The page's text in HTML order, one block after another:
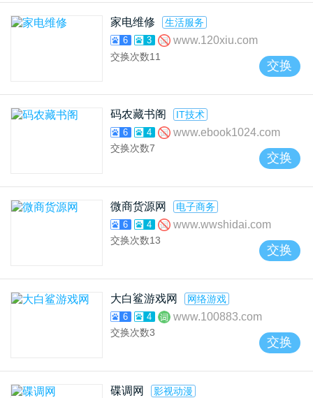
家电维修 生活服务
6 3 www.120xiu.com
交换次数11
交换
码农藏书阁 IT技术
6 4 www.ebook1024.com
交换次数7
交换
微商货源网 电子商务
6 4 www.wwshidai.com
交换次数13
交换
大白鲨游戏网 网络游戏
6 4 www.100883.com
交换次数3
交换
碟调网 影视动漫